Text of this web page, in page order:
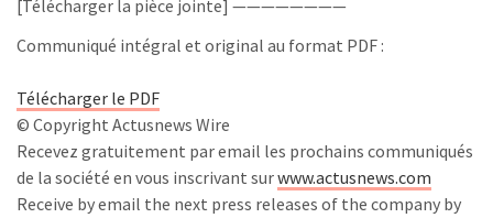
[Télécharger la pièce jointe] ————————
Communiqué intégral et original au format PDF :
Télécharger le PDF
© Copyright Actusnews Wire
Recevez gratuitement par email les prochains communiqués
de la société en vous inscrivant surwww.actusnews.com
Receive by email the next press releases of the company by